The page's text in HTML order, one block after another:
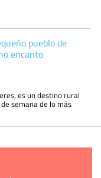
pueblo de
encanto
es un destino rural
semana de lo más